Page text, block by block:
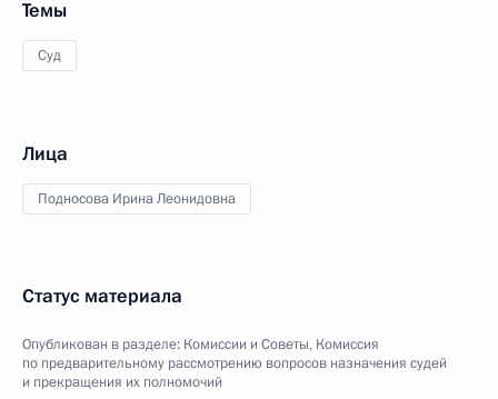
Темы
Суд
Лица
Подносова Ирина Леонидовна
Статус материала
Опубликован в разделе: Комиссии и Советы, Комиссия
по предварительному рассмотрению вопросов назначения судей
и прекращения их полномочий